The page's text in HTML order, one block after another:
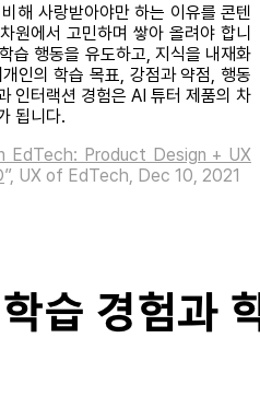
해 사랑받아야만 하는 이유를 콘텐
원에서 고민하며 쌓아 올려야 합니
습 행동을 유도하고, 지식을 내재화
인의 학습 목표, 강점과 약점, 행동
인터랙션 경험은 AI 튜터 제품의 차
됩니다.
EdTech: Product Design + UX
”, UX of EdTech, Dec 10, 2021